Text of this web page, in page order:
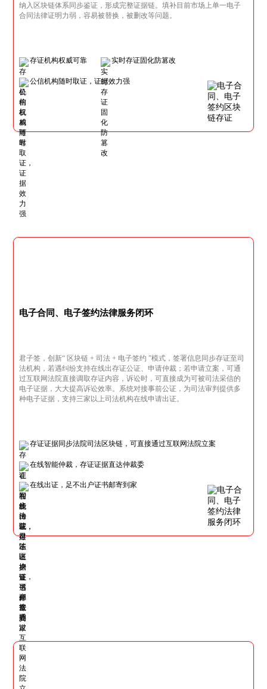
纳入区块链体系同步鉴证，形成完整证据链。填补目前市场上单一电子
合同法律证明力弱，容易被替换，被删改等问题。
存证机构权威可靠 实时存证固化防篡改
公信机构随时取证，证据效力强
电子合同、电子签约法律服务闭环
君子签，创新“ 区块链 + 司法 + 电子签约 ”模式，签署信息同步存证至司
法机构，若遇纠纷支持在线出存证公证、申请仲裁；若申请立案，可通
过互联网法院直接调取存证内容，诉讼时，可直接成为可被司法采信的
电子证据，大大提高诉讼效率。系统对接事前公证，为司法审判提供多
种电子证据，支持三家以上司法机构在线申请出证。
存证证据同步法院司法区块链，可直接通过互联网法院立案
在线智能仲裁，存证证据直达仲裁委
在线出证，足不出户证书邮寄到家